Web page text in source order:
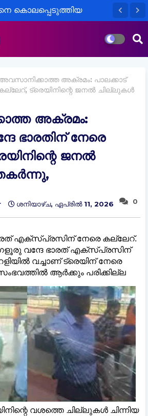
കൊലപ്പെടുത്തിയ
കോടതിക്ക് അതൃപ്തി
അക്രമം: പാലക്കാട്
കല്ലേറ്, ട്രെയിനിന്റെ ജനല്‍ ചില്ലുകള്‍
അക്രമം:
ഭാരതിന് നേരെ
ജനല്‍
0
ശനിയാഴ്‌ച, ഏപ്രിൽ 11, 2026
എക്‌സ്പ്രസിന് നേരെ കല്ലേറ്.
വന്ദേ ഭാരത് എക്‌സ്പ്രസിന്
വച്ചാണ് ട്രെയിന് നേരെ
ആര്‍ക്കും പരിക്കില്ല
വശത്തെ ചില്ലുകള്‍ ചിന്നിയ